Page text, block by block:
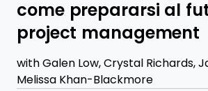
come prepararsi al
project management
with Galen Low, Crystal Richards,
Melissa Khan-Blackmore